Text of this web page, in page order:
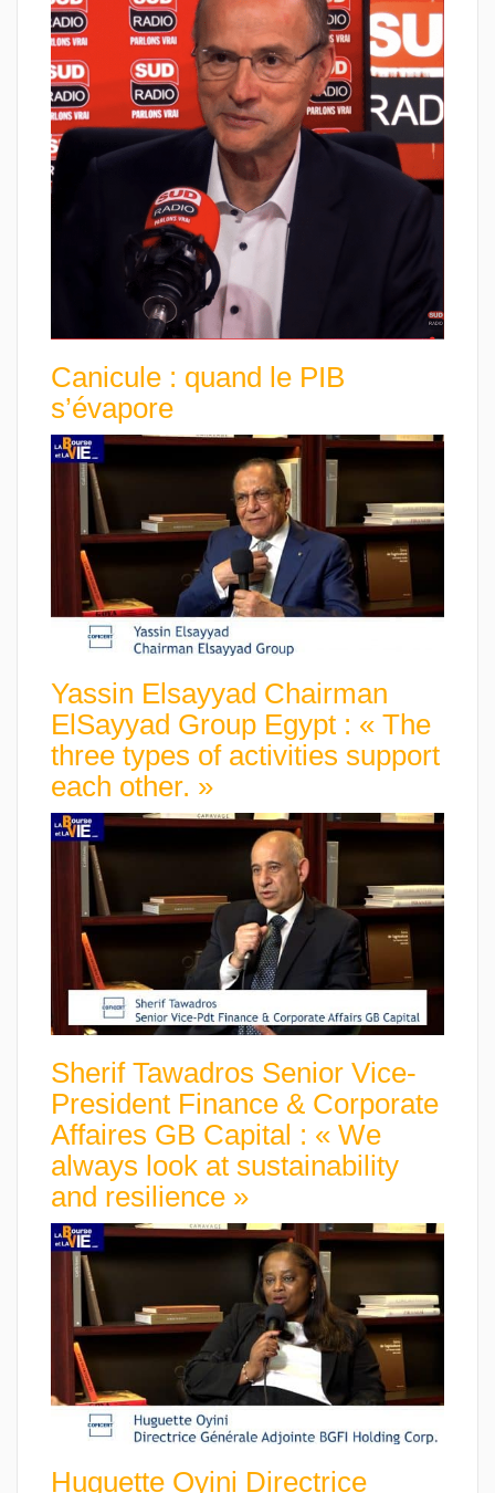
Canicule : quand le PIB
s’évapore
Yassin Elsayyad Chairman
ElSayyad Group Egypt : « The
three types of activities support
each other. »
Sherif Tawadros Senior Vice-
President Finance & Corporate
Affaires GB Capital : « We
always look at sustainability
and resilience »
Huguette Oyini Directrice